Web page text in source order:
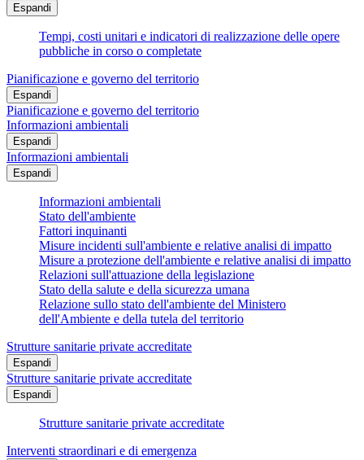
Espandi
Tempi, costi unitari e indicatori di realizzazione delle opere
pubbliche in corso o completate
Pianificazione e governo del territorio
Espandi
Pianificazione e governo del territorio
Informazioni ambientali
Espandi
Informazioni ambientali
Espandi
Informazioni ambientali
Stato dell'ambiente
Fattori inquinanti
Misure incidenti sull'ambiente e relative analisi di impatto
Misure a protezione dell'ambiente e relative analisi di impatto
Relazioni sull'attuazione della legislazione
Stato della salute e della sicurezza umana
Relazione sullo stato dell'ambiente del Ministero
dell'Ambiente e della tutela del territorio
Strutture sanitarie private accreditate
Espandi
Strutture sanitarie private accreditate
Espandi
Strutture sanitarie private accreditate
Interventi straordinari e di emergenza